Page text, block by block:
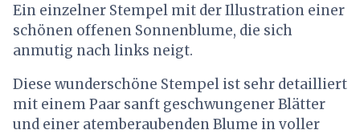
Ein einzelner Stempel mit der Illustration einer
schönen offenen Sonnenblume, die sich
anmutig nach links neigt.
Diese wunderschöne Stempel ist sehr detailliert
mit einem Paar sanft geschwungener Blätter
und einer atemberaubenden Blume in voller